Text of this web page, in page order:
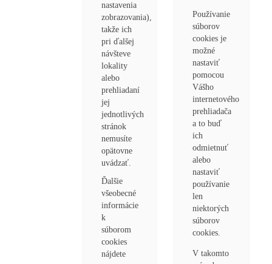
nastavenia
zobrazovania),
takže ich
pri ďalšej
návšteve
lokality
alebo
prehliadaní
jej
jednotlivých
stránok
nemusíte
opätovne
uvádzať.
Ďalšie
všeobecné
informácie
k
súborom
cookies
nájdete
Používanie
súborov
cookies je
možné
nastaviť
pomocou
Vášho
internetového
prehliadača
a to buď
ich
odmietnuť
alebo
nastaviť
používanie
len
niektorých
súborov
cookies.
V takomto